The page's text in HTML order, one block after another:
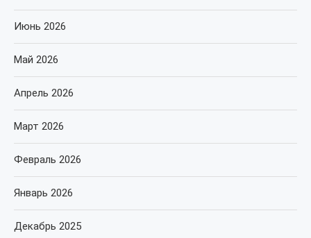
Июнь 2026
Май 2026
Апрель 2026
Март 2026
Февраль 2026
Январь 2026
Декабрь 2025